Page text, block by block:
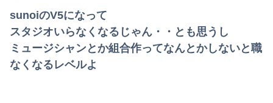
sunoiのV5になって
スタジオいらなくなるじゃん・・とも思うし
ミュージシャンとか組合作ってなんとかしないと職
なくなるレベルよ